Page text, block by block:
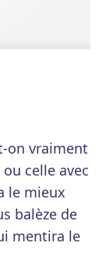
on vraiment
celle avec
le mieux
balèze de
mentira le